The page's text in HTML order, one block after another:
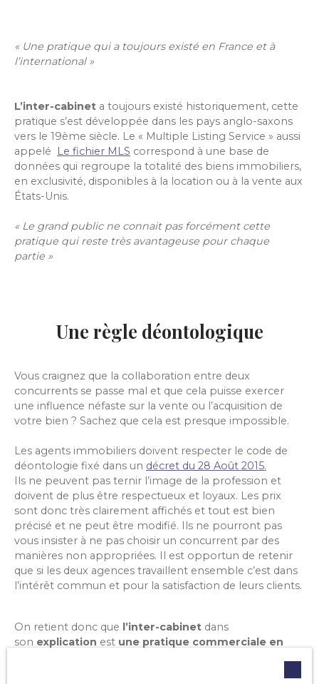
« Une pratique qui a toujours existé en France et à
l’international »
L’inter-cabinet a toujours existé historiquement, cette
pratique s’est développée dans les pays anglo-saxons
vers le 19ème siècle. Le « Multiple Listing Service » aussi
appelé
Le fichier MLS correspond à une base de
données qui regroupe la totalité des biens immobiliers,
en exclusivité, disponibles à la location ou à la vente aux
États-Unis.
« Le grand public ne connait pas forcément cette
pratique qui reste très avantageuse pour chaque
partie »
Une règle déontologique
Vous craignez que la collaboration entre deux
concurrents se passe mal et que cela puisse exercer
une influence néfaste sur la vente ou l’acquisition de
votre bien ? Sachez que cela est presque impossible.
Les agents immobiliers doivent respecter le code de
déontologie fixé dans un décret du 28 Août 2015.
Ils ne peuvent pas ternir l’image de la profession et
doivent de plus être respectueux et loyaux. Les prix
sont donc très clairement affichés et tout est bien
précisé et ne peut être modifié. Ils ne pourront pas
vous insister à ne pas choisir un concurrent par des
manières non appropriées. Il est opportun de retenir
que si les deux agences travaillent ensemble c’est dans
l’intérêt commun et pour la satisfaction de leurs clients.
On retient donc que l’inter-cabinet dans
son explication est une pratique commerciale en